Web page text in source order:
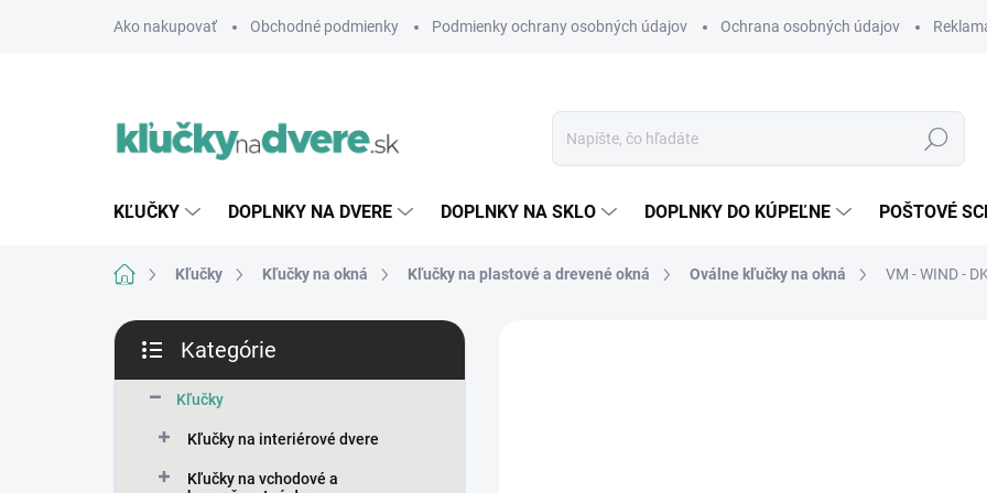
Ako nakupovať Obchodné podmienky Podmienky ochrany osobných údajov Ochrana osobných údajov
Hľadať
KĽUČKY DOPLNKY NA DVERE DOPLNKY NA SKLO DOPLNKY DO KÚPEĽNE POŠTOVÉ
DomovKľučky Kľučky na okná Kľučky na plastové a drevené okná Oválne kľučky na okná VM - WIND -
B
č
kategórie
Kategórie
Kľučky
Kľučky na interiérové dvere
Kľučky na vchodové a